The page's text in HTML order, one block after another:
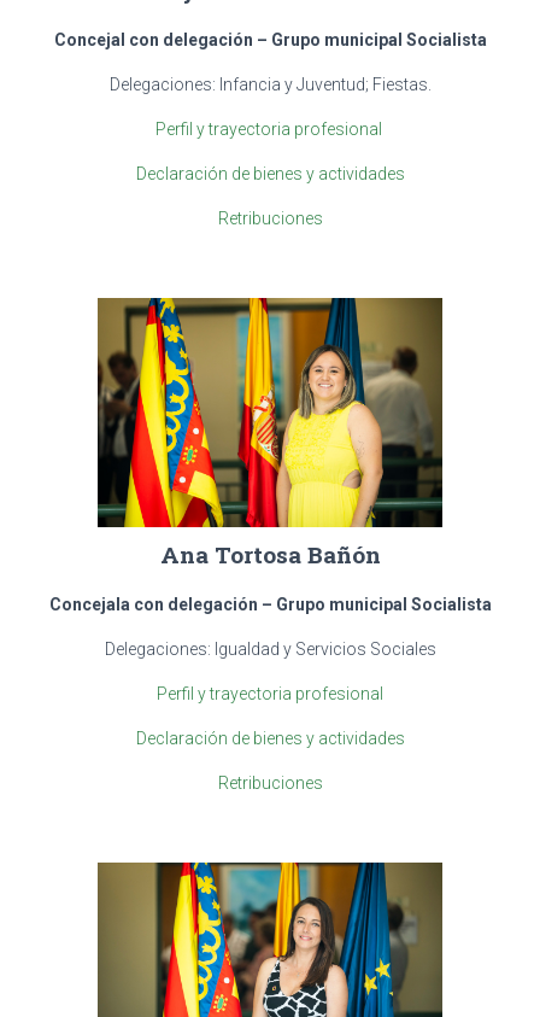
Concejal con delegación – Grupo municipal Socialista
Delegaciones: Infancia y Juventud; Fiestas.
Perfil y trayectoria profesional
Declaración de bienes y actividades
Retribuciones
Ana Tortosa Bañón
Concejala con delegación – Grupo municipal Socialista
Delegaciones: Igualdad y Servicios Sociales
Perfil y trayectoria profesional
Declaración de bienes y actividades
Retribuciones